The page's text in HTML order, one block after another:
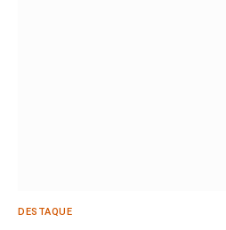
DESTAQUE